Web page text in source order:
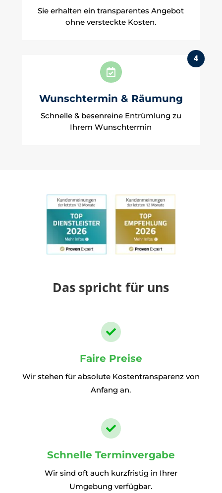
Sie erhalten ein transparentes Angebot
ohne versteckte Kosten.

Wunschtermin & Räumung
4
Schnelle & besenreine Entrümlung zu
Ihrem Wunschtermin
Das spricht für uns

Faire Preise
Wir stehen für absolute Kostentransparenz von
Anfang an.

Schnelle Terminvergabe
Wir sind oft auch kurzfristig in Ihrer
Umgebung verfügbar.